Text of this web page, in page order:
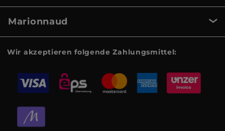
Marionnaud
Wir akzeptieren folgende Zahlungsmittel: